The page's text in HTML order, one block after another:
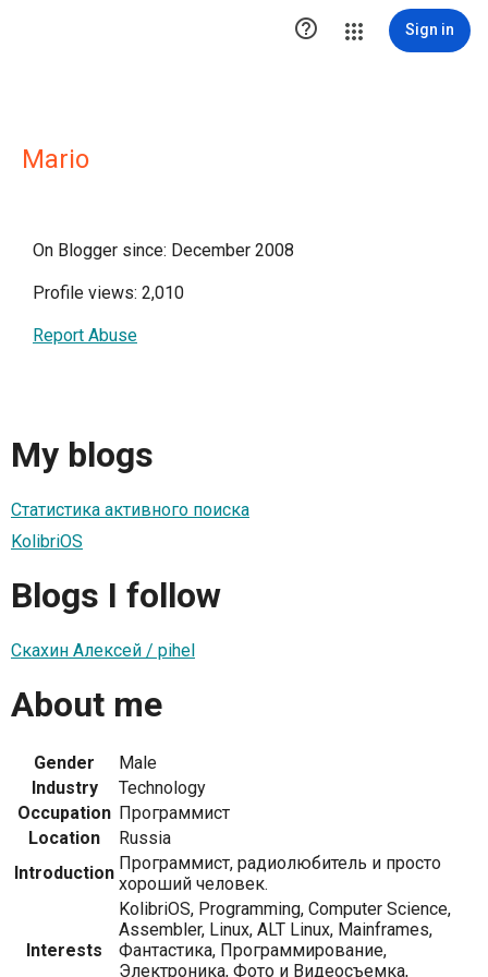
 Sign in
Mario
On Blogger since: December 2008
Profile views: 2,010
Report Abuse
My blogs
Статистика активного поиска
KolibriOS
Blogs I follow
Скахин Алексей / pihel
About me
Gender
Male
Industry
Technology
Occupation Программист
Location
Russia
Introduction Программист, радиолюбитель и просто
хороший человек.
Interests
KolibriOS, Programming, Computer Science,
Assembler, Linux, ALT Linux, Mainframes,
Фантастика, Программирование,
Электроника, Фото и Видеосъемка,